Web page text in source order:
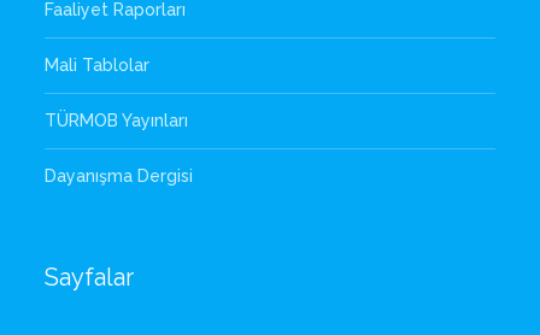
Faaliyet Raporları
Mali Tablolar
TÜRMOB Yayınları
Dayanışma Dergisi
Sayfalar